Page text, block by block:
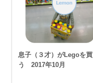
息子（３才）がLegoを買
う 2017年10月